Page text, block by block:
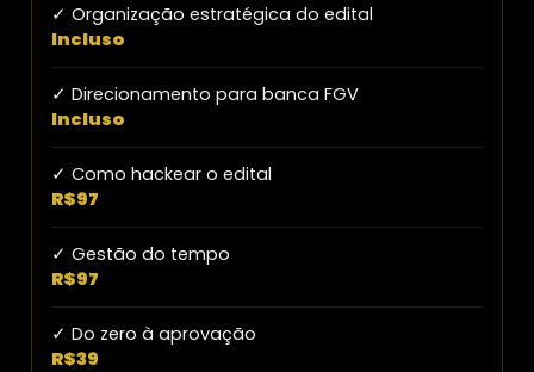
✓ Organização estratégica do edital
Incluso
✓ Direcionamento para banca FGV
Incluso
✓ Como hackear o edital
R$97
✓ Gestão do tempo
R$97
✓ Do zero à aprovação
R$39